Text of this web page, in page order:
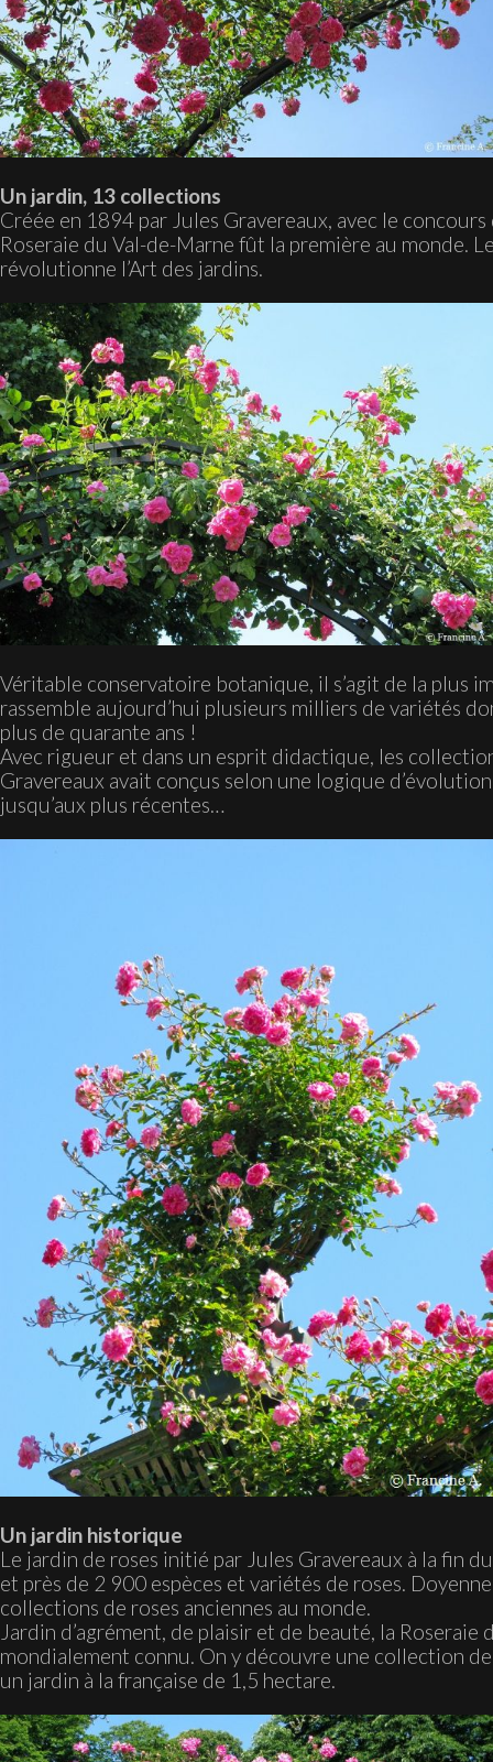
Un jardin, 13 collections
Créée en 1894 par Jules Gravereaux, avec le
Roseraie du Val-de-Marne fût la première au monde.
révolutionne l’Art des jardins.
Véritable conservatoire botanique, il s’agit de la plus
rassemble aujourd’hui plusieurs milliers de variétés
plus de quarante ans !
Avec rigueur et dans un esprit didactique, les
Gravereaux avait conçus selon une logique
jusqu’aux plus récentes…
Un jardin historique
Le jardin de roses initié par Jules Gravereaux à la fin
et près de 2 900 espèces et variétés de roses.
collections de roses anciennes au monde.
Jardin d’agrément, de plaisir et de beauté, la
mondialement connu. On y découvre une collection
un jardin à la française de 1,5 hectare.